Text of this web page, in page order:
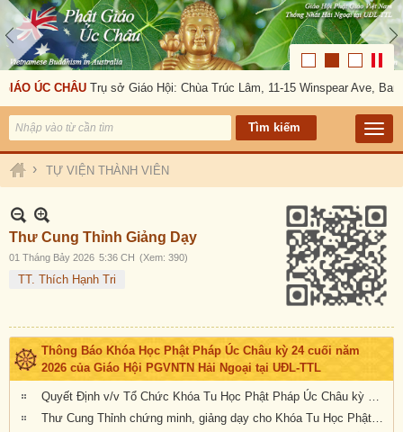
ÚC CHÂU Trụ sở Giáo Hội: Chùa Trúc Lâm, 11-15 Winspear Ave,
› TỰ VIỆN THÀNH VIÊN
Thư Cung Thỉnh Giảng Dạy
01 Tháng Bảy 2026 5:36 CH (Xem: 390)
TT. Thích Hạnh Tri
Thông Báo Khóa Học Phật Pháp Úc Châu kỳ 24 cuối năm
2026 của Giáo Hội PGVNTN Hải Ngoại tại UĐL-TTL
Quyết Định v/v Tổ Chức Khóa Tu Học Phật Pháp Úc Châu kỳ 24 cuối năm 2026 của Giáo Hội PGVNTN Hải Ngoại tại UĐL-TTL
Thư Cung Thỉnh chứng minh, giảng dạy cho Khóa Tu Học Phật Pháp Úc Châu kỳ 24 cuối năm 2026 của Giáo Hội PGVNTN Hải Ngoại tại UĐL-TTL